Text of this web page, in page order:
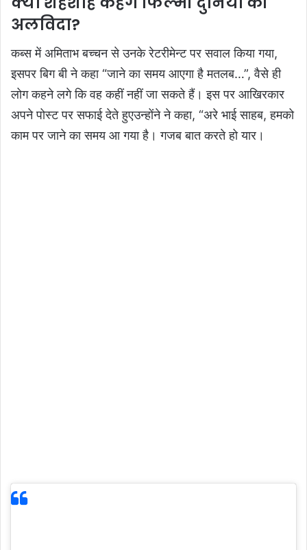
अलविदा?
कब्स में अमिताभ बच्चन से उनके रेटरीमेन्ट पर सवाल किया गया,
इसपर बिग बी ने कहा “जाने का समय आएगा है मतलब…”, वैसे ही
लोग कहने लगे कि वह कहीं नहीं जा सकते हैं। इस पर आखिरकार
अपने पोस्ट पर सफाई देते हुएउन्होंने ने कहा, “अरे भाई साहब, हमको
काम पर जाने का समय आ गया है। गजब बात करते हो यार।